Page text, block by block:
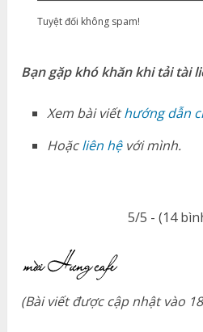
Tuyệt đối không spam!
Bạn gặp khó khăn khi tải tài
Xem bài viếthướng dẫn
Hoặcliên hệvới mình.
5/5 - (14
(Bài viết được cập nhật vào